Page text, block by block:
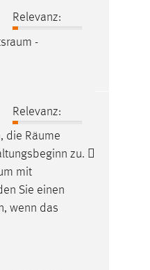
Relevanz:
-
Relevanz:
die Räume
zu. 
mit
Sie einen
wenn das